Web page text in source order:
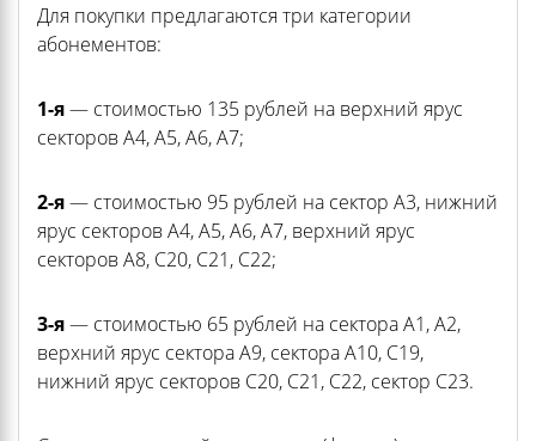
Для покупки предлагаются три категории
абонементов:
1-я— стоимостью 135 рублей на верхний ярус
секторов А4, А5, А6, А7;
2-я— стоимостью 95 рублей на сектор А3, нижний
ярус секторов А4, А5, А6, А7, верхний ярус
секторов А8, С20, С21, С22;
3-я— стоимостью 65 рублей на сектора А1, А2,
верхний ярус сектора А9, сектора А10, С19,
нижний ярус секторов С20, С21, С22, сектор С23.